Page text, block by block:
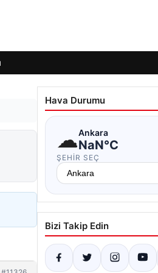
Hava Durumu
☁Ankara
NaN°C
ŞEHIR SEÇ
Bizi Takip Edin